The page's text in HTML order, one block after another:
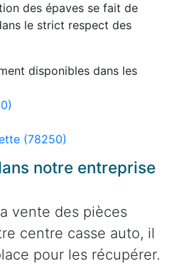
des épaves se fait de
le strict respect des
disponibles dans les
(78250)
notre entreprise
vente des pièces
centre casse auto, il
pour les récupérer.